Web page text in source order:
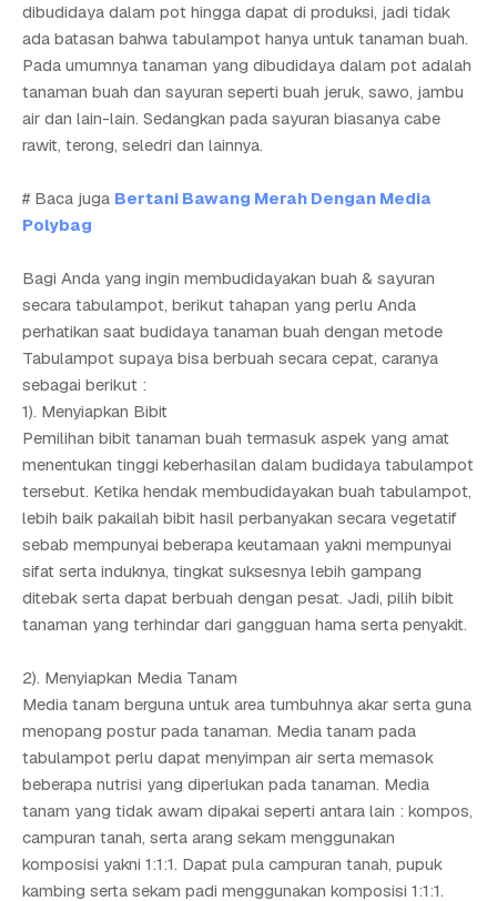
dibudidaya dalam pot hingga dapat di produksi, jadi tidak
ada batasan bahwa tabulampot hanya untuk tanaman buah.
Pada umumnya tanaman yang dibudidaya dalam pot adalah
tanaman buah dan sayuran seperti buah jeruk, sawo, jambu
air dan lain-lain. Sedangkan pada sayuran biasanya cabe
rawit, terong, seledri dan lainnya.
# Baca juga Bertani Bawang Merah Dengan Media
Polybag
Bagi Anda yang ingin membudidayakan buah & sayuran
secara tabulampot, berikut tahapan yang perlu Anda
perhatikan saat budidaya tanaman buah dengan metode
Tabulampot supaya bisa berbuah secara cepat, caranya
sebagai berikut :
1). Menyiapkan Bibit
Pemilihan bibit tanaman buah termasuk aspek yang amat
menentukan tinggi keberhasilan dalam budidaya tabulampot
tersebut. Ketika hendak membudidayakan buah tabulampot,
lebih baik pakailah bibit hasil perbanyakan secara vegetatif
sebab mempunyai beberapa keutamaan yakni mempunyai
sifat serta induknya, tingkat suksesnya lebih gampang
ditebak serta dapat berbuah dengan pesat. Jadi, pilih bibit
tanaman yang terhindar dari gangguan hama serta penyakit.
2). Menyiapkan Media Tanam
Media tanam berguna untuk area tumbuhnya akar serta guna
menopang postur pada tanaman. Media tanam pada
tabulampot perlu dapat menyimpan air serta memasok
beberapa nutrisi yang diperlukan pada tanaman. Media
tanam yang tidak awam dipakai seperti antara lain : kompos,
campuran tanah, serta arang sekam menggunakan
komposisi yakni 1:1:1. Dapat pula campuran tanah, pupuk
kambing serta sekam padi menggunakan komposisi 1:1:1.